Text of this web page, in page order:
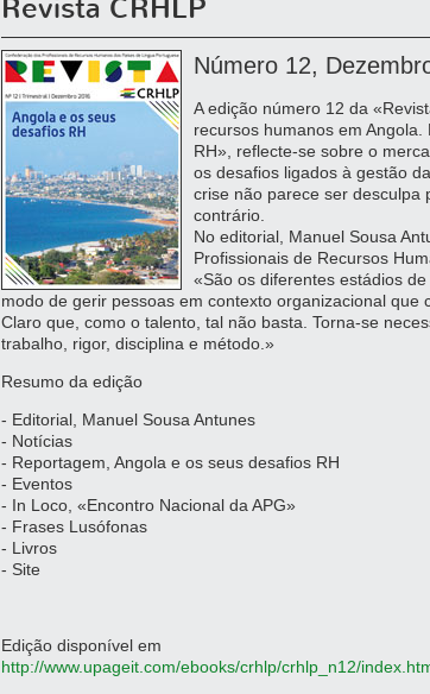
Revista CRHLP
Número 12,
A edição número 12 da
recursos humanos em
RH», reflecte-se sobre o
os desafios ligados à gestão
crise não parece ser desculpa
contrário.
No editorial, Manuel Sousa
Profissionais de Recursos
«São os diferentes estádios
modo de gerir pessoas em contexto organizacional que
Claro que, como o talento, tal não basta. Torna-se
trabalho, rigor, disciplina e método.»
Resumo da edição
- Editorial, Manuel Sousa Antunes
- Notícias
- Reportagem, Angola e os seus desafios RH
- Eventos
- In Loco, «Encontro Nacional da APG»
- Frases Lusófonas
- Livros
- Site
Edição disponível em
http://www.upageit.com/ebooks/crhlp/crhlp_n12/